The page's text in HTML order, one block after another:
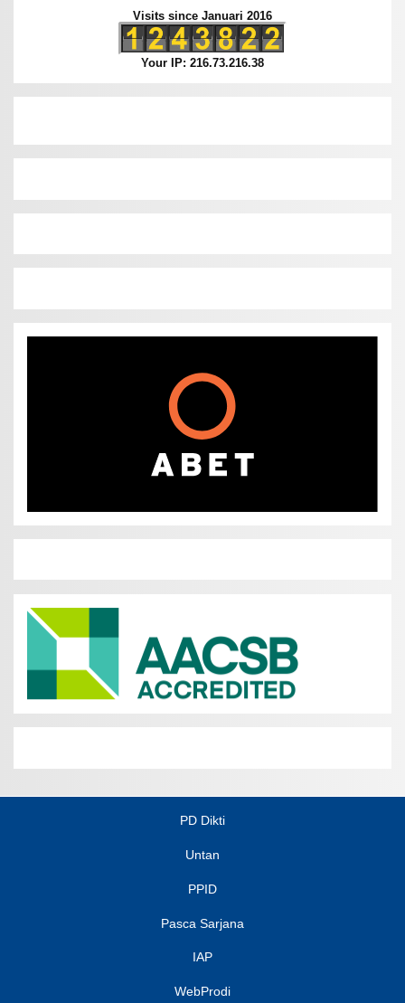
Visits since Januari 2016
Your IP: 216.73.216.38
PD Dikti
Untan
PPID
Pasca Sarjana
IAP
WebProdi